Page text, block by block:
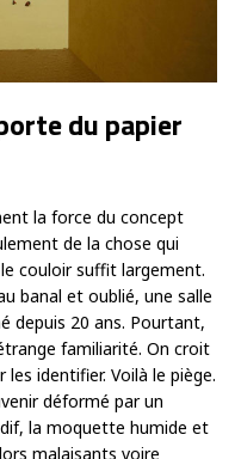
du papier
la force du concept
de la chose qui
couloir suffit largement.
banal et oublié, une salle
depuis 20 ans. Pourtant,
familiarité. On croit
identifier. Voilà le piège.
déformé par un
la moquette humide et
malaisants voire